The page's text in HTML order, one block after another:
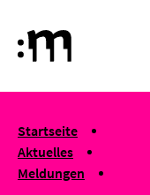
Hochschule für Musik
You are here:
Startseite
Aktuelles
Meldungen
Crossover-